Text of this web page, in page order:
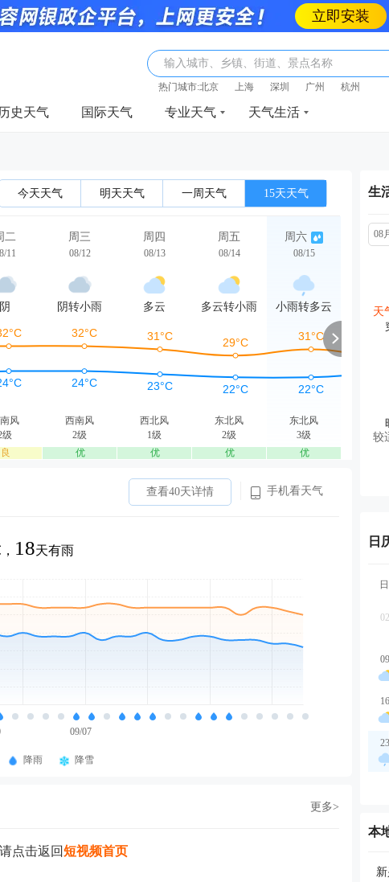
立即安装
输入城市、乡镇、街道、景点名称
热门城市:北京 上海 深圳 广州 杭州
历史天气 国际天气 专业天气 天气生活
今天天气 明天天气 一周天气 15天天气
二
11
阴
风
级
良
周三
08/12
阴转小雨
西南风
2级
优
周四
08/13
多云
西北风
1级
优
周五
08/14
多云转小雨
东北风
2级
优
周六
08/15
小雨转多云
东北风
3级
优
周日
多云转
东北
3级
查看40天详情 手机看天气
18天有雨
09/07
降雨 降雪
更多>
点击返回短视频首页
生
08
天
较
日
日
02
09
16
23
本